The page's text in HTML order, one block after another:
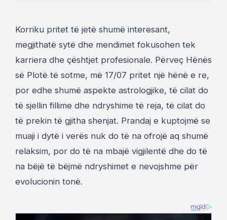
Korriku pritet të jetë shumë interesant,
megjithatë sytë dhe mendimet fokusohen tek
karriera dhe çështjet profesionale. Përveç Hënës
së Plotë të sotme, më 17/07 pritet një hënë e re,
por edhe shumë aspekte astrologjike, të cilat do
të sjellin fillime dhe ndryshime të reja, të cilat do
të prekin të gjitha shenjat. Prandaj e kuptojmë se
muaji i dytë i verës nuk do të na ofrojë aq shumë
relaksim, por do të na mbajë vigjilentë dhe do të
na bëjë të bëjmë ndryshimet e nevojshme për
evolucionin tonë.